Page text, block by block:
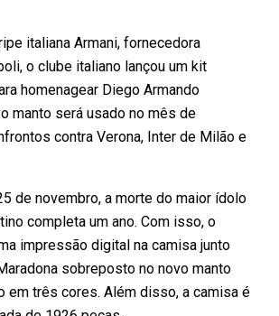
italiana Armani, fornecedora
o clube italiano lançou um kit
homenagear Diego Armando
manto será usado no mês de
contra Verona, Inter de Milão e
de novembro, a morte do maior ídolo
completa um ano. Com isso, o
impressão digital na camisa junto
sobreposto no novo manto
em três cores. Além disso, a camisa é